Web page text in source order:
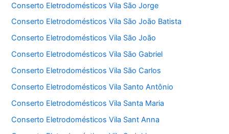
Conserto Eletrodomésticos Vila São Jorge
Conserto Eletrodomésticos Vila São João Batista
Conserto Eletrodomésticos Vila São João
Conserto Eletrodomésticos Vila São Gabriel
Conserto Eletrodomésticos Vila São Carlos
Conserto Eletrodomésticos Vila Santo Antônio
Conserto Eletrodomésticos Vila Santa Maria
Conserto Eletrodomésticos Vila Sant Anna